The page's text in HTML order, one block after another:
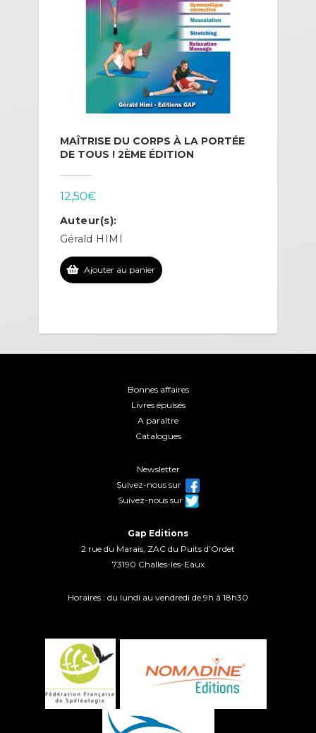
MAÎTRISE DU CORPS À LA PORTÉE
DE TOUS ! 2ÈME ÉDITION
12,50€
Auteur(s):
Gérald HIMI
Ajouter au panier
Bonnes affaires
Livres épuisés
A paraître
Catalogues
Newsletter
Suivez-nous sur
Suivez-nous sur
Gap Editions
2 rue du Marais, ZAC du Puits d’Ordet
73190 Challes-les-Eaux
Horaires : du lundi au vendredi de 9h à 18h30